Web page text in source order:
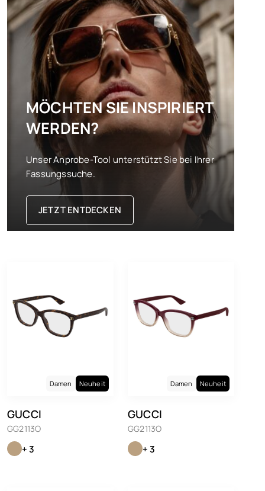
MÖCHTEN SIE INSPIRIERT
WERDEN?
Unser Anprobe-Tool unterstützt Sie bei Ihrer
Fassungssuche.
JETZT ENTDECKEN
Damen Neuheit
GUCCI
GG2113O
+ 3
Damen Neuheit
GUCCI
GG2113O
+ 3